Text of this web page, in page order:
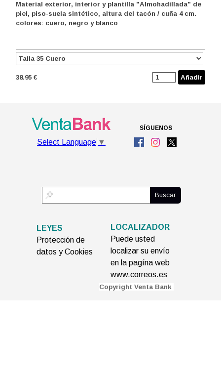
Material exterior, interior y plantilla "Almohadillada" de
piel, piso-suela sintético, altura del tacón / cuña 4 cm.
colores: cuero, negro y blanco
38.95 € Añadir
SÍGUENOS
Copyright Venta Bank
Buscar
LEYES
Protección de
datos y Cookies
LOCALIZADOR
Puede usted
localizar su envío
en la pagína web
www.correos.es
Select Language ▼